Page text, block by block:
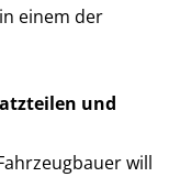
einem der
und
will